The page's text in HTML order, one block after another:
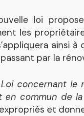
loi
les
ainsi
par la
Loi concernant le
en commun de
et